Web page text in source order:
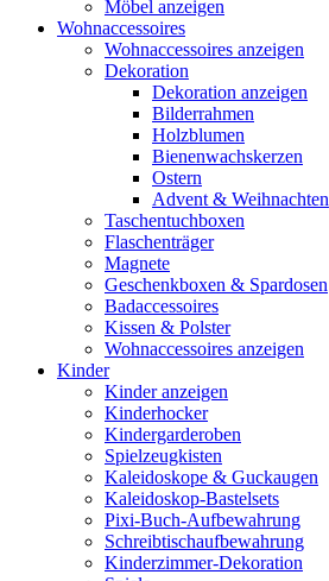
Möbel anzeigen
Wohnaccessoires
Wohnaccessoires anzeigen
Dekoration
Dekoration anzeigen
Bilderrahmen
Holzblumen
Bienenwachskerzen
Ostern
Advent & Weihnachten
Taschentuchboxen
Flaschenträger
Magnete
Geschenkboxen & Spardosen
Badaccessoires
Kissen & Polster
Wohnaccessoires anzeigen
Kinder
Kinder anzeigen
Kinderhocker
Kindergarderoben
Spielzeugkisten
Kaleidoskope & Guckaugen
Kaleidoskop-Bastelsets
Pixi-Buch-Aufbewahrung
Schreibtischaufbewahrung
Kinderzimmer-Dekoration